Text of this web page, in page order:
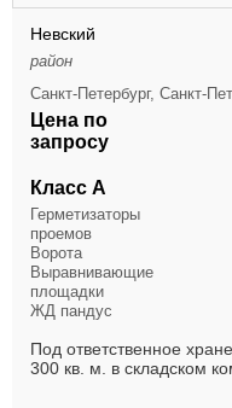
Невский
район
Санкт-Петербург, Санкт-
Цена по
запросу
Класс А
Герметизаторы
проемов
Ворота
Выравнивающие
площадки
ЖД пандус
Под ответственное
300 кв. м. в складском